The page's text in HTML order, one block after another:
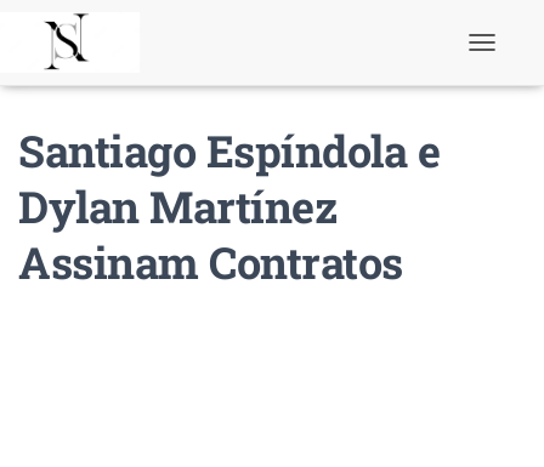
Santiago Espíndola e
Dylan Martínez
Assinam Contratos